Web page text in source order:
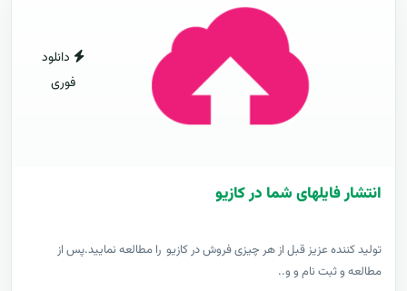
دانلود
فوری
انتشار فایلهای شما در کازیو
توليد کننده عزيز قبل از هر چیزی فروش در کازیو را مطالعه نمایید.پس از
مطالعه و ثبت نام و و..